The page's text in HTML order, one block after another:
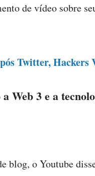
de vídeo sobre
Twitter, Hackers
Web 3 e a
blog, o Youtube